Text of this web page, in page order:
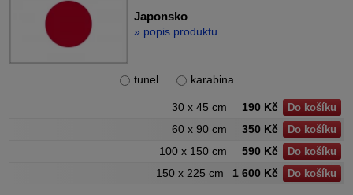
Japonsko
» popis produktu
tunel karabina
30 x 45 cm 190 Kč Do košíku
60 x 90 cm 350 Kč Do košíku
100 x 150 cm 590 Kč Do košíku
150 x 225 cm 1 600 Kč Do košíku